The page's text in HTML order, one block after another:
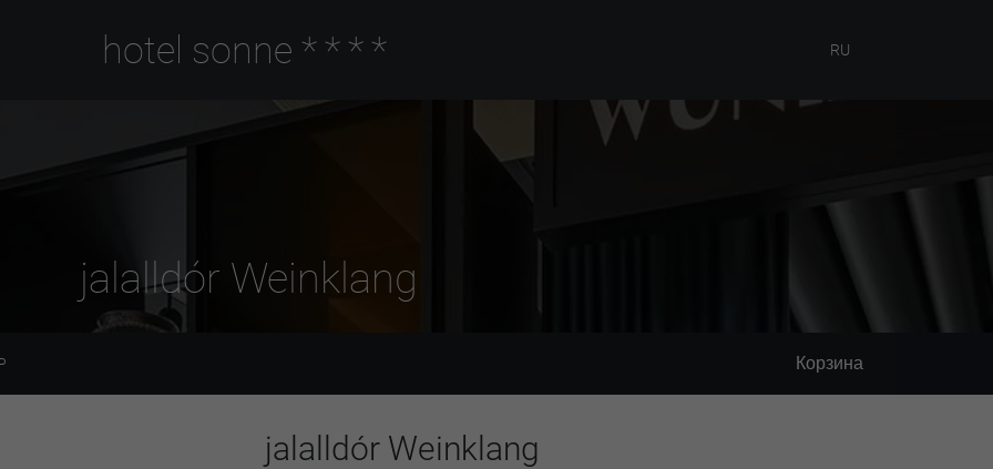
hotel sonne **** RU
jalalldór Weinklang
Корзина
jalalldór Weinklang